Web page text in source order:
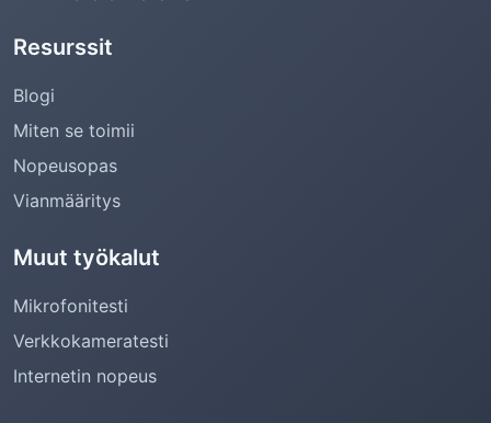
Resurssit
Blogi
Miten se toimii
Nopeusopas
Vianmääritys
Muut työkalut
Mikrofonitesti
Verkkokameratesti
Internetin nopeus